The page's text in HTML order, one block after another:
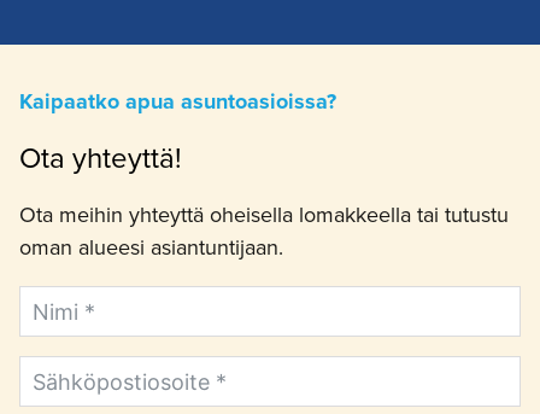
Kaipaatko apua asuntoasioissa?
Ota yhteyttä!
Ota meihin yhteyttä oheisella lomakkeella tai tutustu
oman alueesi asiantuntijaan.